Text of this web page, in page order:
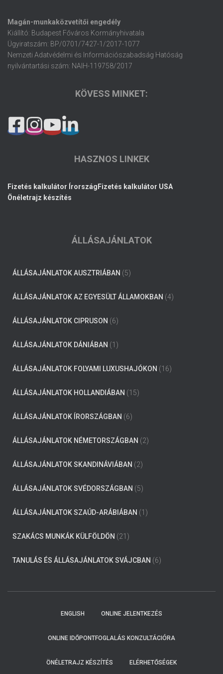
Magán-munkaközvetítői engedély
Kiállító: Budapest Főváros Kormányhivatala
Ügyiratszám: BP/0701/7427-1/2017-1077
Nemzeti Adatvédelmi és Információszabadság Hatóság
nyilvántartási szám: NAIH-119758/2017
KÖVESS MINKET:
HASZNOS LINKEK
Fizetés kalkulátor Írország Fizetés kalkulátor USA
Önéletrajz készítés
ÁLLÁSAJÁNLATOK
ÁLLÁSAJÁNLATOK AUSZTRIÁBAN (5)
ÁLLÁSAJÁNLATOK AZ EGYESÜLT ÁLLAMOKBAN (4)
ÁLLÁSAJÁNLATOK CIPRUSON (6)
ÁLLÁSAJÁNLATOK DÁNIÁBAN (1)
ÁLLÁSAJÁNLATOK FOLYAMI LUXUSHAJÓKON (16)
ÁLLÁSAJÁNLATOK HOLLANDIÁBAN (15)
ÁLLÁSAJÁNLATOK ÍRORSZÁGBAN (6)
ÁLLÁSAJÁNLATOK NÉMETORSZÁGBAN (2)
ÁLLÁSAJÁNLATOK SKANDINÁVIÁBAN (2)
ÁLLÁSAJÁNLATOK SVÉDORSZÁGBAN (5)
ÁLLÁSAJÁNLATOK SZAÚD-ARÁBIÁBAN (1)
SZAKÁCS MUNKÁK KÜLFÖLDÖN (21)
TANULÁS ÉS ÁLLÁSAJÁNLATOK SVÁJCBAN (6)
ENGLISH ONLINE JELENTKEZÉS
ONLINE IDŐPONTFOGLALÁS KONZULTÁCIÓRA
ÖNÉLETRAJZ KÉSZÍTÉS ELÉRHETŐSÉGEK